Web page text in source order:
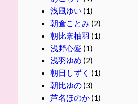
浅風ゆい (1)
朝倉ことみ (2)
朝比奈柚羽 (1)
浅野心愛 (1)
浅羽ゆめ (2)
朝日しずく (1)
朝比ゆの(3)
芦名ほのか(1)